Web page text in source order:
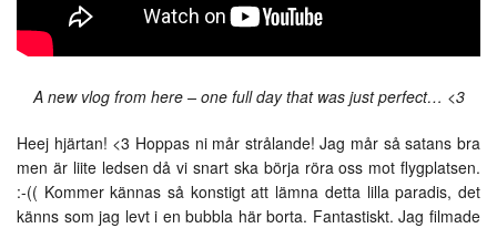
A new vlog from here – one full day that was just perfect… <3
Heej hjärtan! <3 Hoppas ni mår strålande! Jag mår så satans bra
men är liite ledsen då vi snart ska börja röra oss mot flygplatsen.
:-(( Kommer kännas så konstigt att lämna detta lilla paradis, det
känns som jag levt i en bubbla här borta. Fantastiskt. Jag filmade